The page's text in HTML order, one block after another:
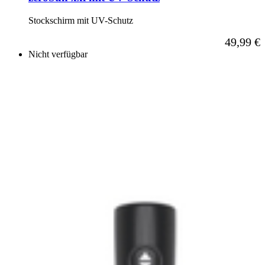
Stockschirm mit UV-Schutz
Ab
49,99 €
Nicht verfügbar